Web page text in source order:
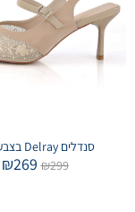
סנדלים Delray בצבע זהב
₪299
₪269